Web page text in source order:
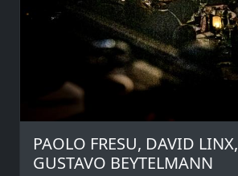
PAOLO FRESU, DAVID LINX,
GUSTAVO BEYTELMANN